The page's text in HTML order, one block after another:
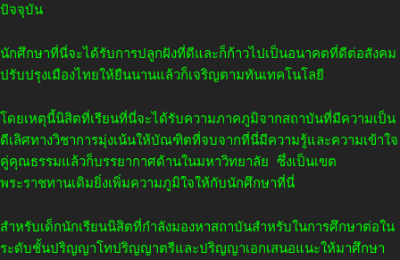
ปัจจุบัน
นักศึกษาที่นี่จะได้รับการปลูกฝังที่ดีและก็ก้าวไปเป็นอนาคตที่ดีต่อสังคม
ปรับปรุงเมืองไทยให้ยืนนานแล้วก็เจริญตามทันเทคโนโลยี
โดยเหตุนี้นิสิตที่เรียนที่นี่จะได้รับความภาคภูมิจากสถาบันที่มีความเป็น
ดีเลิศทางวิชาการมุ่งเน้นให้บัณฑิตที่จบจากที่นี่มีความรู้และความเข้าใจ
คู่คุณธรรมแล้วก็บรรยากาศด้านในมหาวิทยาลัย ซึ่งเป็นเขต
พระราชทานเดิมยิ่งเพิ่มความภูมิใจให้กับนักศึกษาที่นี่
สำหรับเด็กนักเรียนนิสิตที่กำลังมองหาสถาบันสำหรับในการศึกษาต่อใน
ระดับชั้นปริญญาโทปริญญาตรีและปริญญาเอกเสนอแนะให้มาศึกษา